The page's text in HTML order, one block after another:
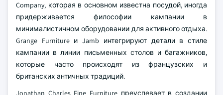
Company, которая в основном известна посудой, иногда
придерживается философии кампании в
минималистичном оборудовании для активного отдыха.
Grange Furniture и Jamb интегрируют детали в стиле
кампании в линии письменных столов и багажников,
которые часто происходят из французских и
британских античных традиций.
Jonathan Charles Fine Furniture преуспевает в создании